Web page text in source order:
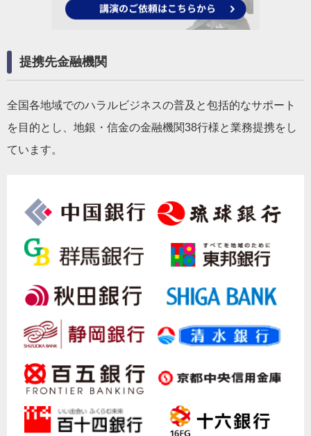
提携先金融機関
全国各地域でのハラルビジネスの普及と包括的なサポート
を目的とし、地銀・信金の金融機関38行様と業務提携をし
ています。